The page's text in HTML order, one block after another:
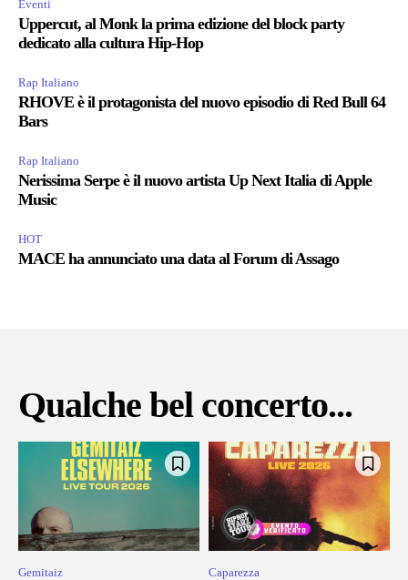
Eventi
Uppercut, al Monk la prima edizione del block party
dedicato alla cultura Hip-Hop
Rap Italiano
RHOVE è il protagonista del nuovo episodio di Red Bull 64
Bars
Rap Italiano
Nerissima Serpe è il nuovo artista Up Next Italia di Apple
Music
HOT
MACE ha annunciato una data al Forum di Assago
Qualche bel concerto...
Gemitaiz Caparezza